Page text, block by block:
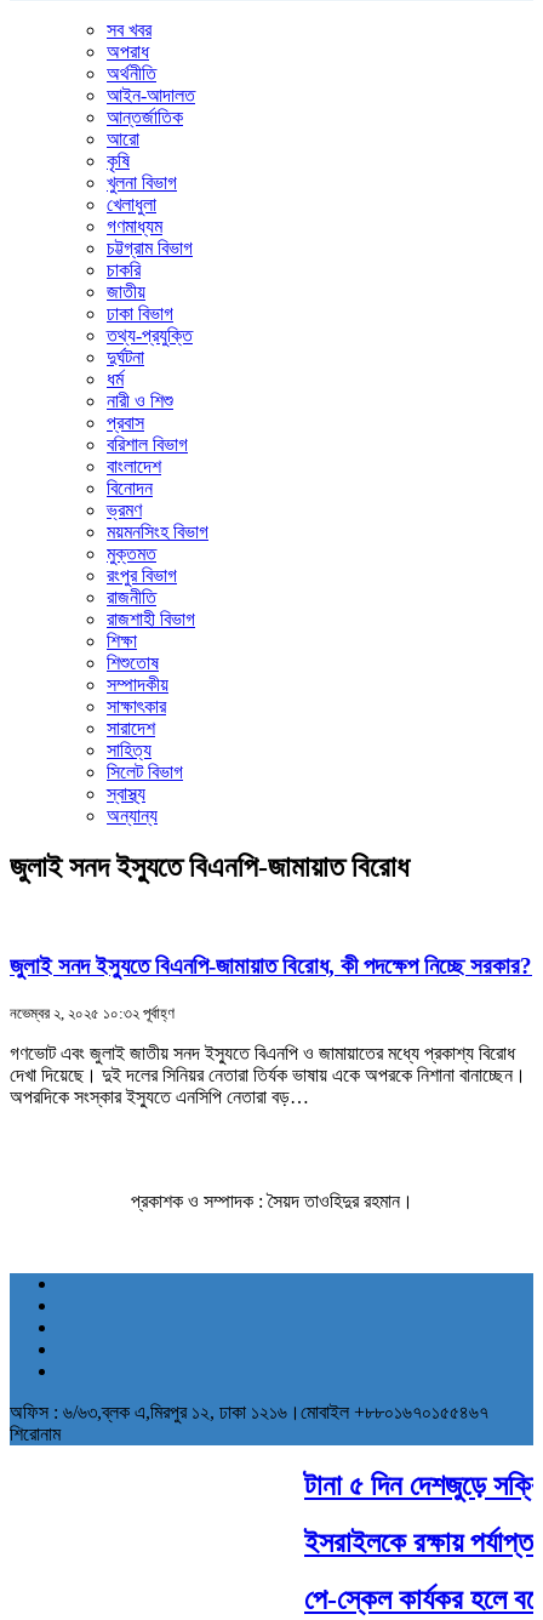
সব খবর
অপরাধ
অর্থনীতি
আইন-আদালত
আন্তর্জাতিক
আরো
কৃষি
খুলনা বিভাগ
খেলাধুলা
গণমাধ্যম
চট্টগ্রাম বিভাগ
চাকরি
জাতীয়
ঢাকা বিভাগ
তথ্য-প্রযুক্তি
দুর্ঘটনা
ধর্ম
নারী ও শিশু
প্রবাস
বরিশাল বিভাগ
বাংলাদেশ
বিনোদন
ভ্রমণ
ময়মনসিংহ বিভাগ
মুক্তমত
রংপুর বিভাগ
রাজনীতি
রাজশাহী বিভাগ
শিক্ষা
শিশুতোষ
সম্পাদকীয়
সাক্ষাৎকার
সারাদেশ
সাহিত্য
সিলেট বিভাগ
স্বাস্থ্য
অন্যান্য
জুলাই সনদ ইস্যুতে বিএনপি-জামায়াত বিরোধ
জুলাই সনদ ইস্যুতে বিএনপি-জামায়াত বিরোধ, কী পদক্ষেপ নিচ্ছে সরকার?
নভেম্বর ২, ২০২৫ ১০:৩২ পূর্বাহ্ণ
গণভোট এবং জুলাই জাতীয় সনদ ইস্যুতে বিএনপি ও জামায়াতের মধ্যে প্রকাশ্য বিরোধ
দেখা দিয়েছে। দুই দলের সিনিয়র নেতারা তির্যক ভাষায় একে অপরকে নিশানা বানাচ্ছেন।
অপরদিকে সংস্কার ইস্যুতে এনসিপি নেতারা বড়…
প্রকাশক ও সম্পাদক : সৈয়দ তাওহিদুর রহমান।
অফিস : ৬/৬৩,ব্লক এ,মিরপুর ১২, ঢাকা ১২১৬।মোবাইল +৮৮০১৬৭০১৫৫৪৬৭
শিরোনাম
টানা ৫ দিন দেশজুড়ে
ইসরাইলকে রক্ষায় পর্যাপ্ত
পে-স্কেল কার্যকর হলে